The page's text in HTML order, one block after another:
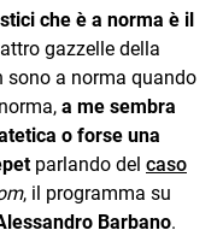
che è a norma è il
gazzelle della
sono a norma quando
a me sembra
o forse una
parlando del caso
, il programma su
Barbano.